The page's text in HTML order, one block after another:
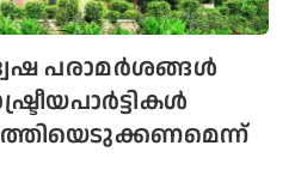
പരാമര്‍ശങ്ങള്‍